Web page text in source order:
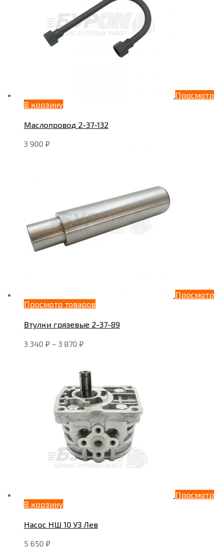
Просмотр
В корзину
Маслопровод 2-37-132
3 900 ₽
Просмотр
Просмотр товаров
Втулки грязевые 2-37-89
3 340 ₽ – 3 870 ₽
Просмотр
В корзину
Насос НШ 10 УЗ Лев
5 650 ₽